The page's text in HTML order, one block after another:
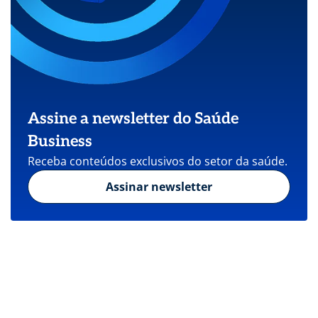
Assine a newsletter do Saúde
Business
Receba conteúdos exclusivos do setor da saúde.
Assinar newsletter